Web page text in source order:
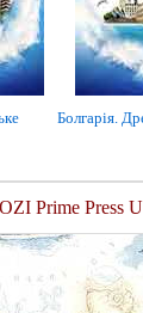
Болгарія.
OZI Prime Press